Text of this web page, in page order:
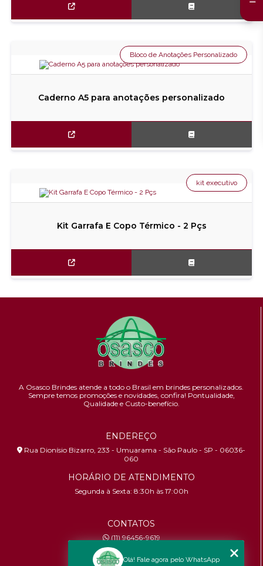
Caderno A5 para anotações personalizado
Bloco de Anotações Personalizado
Kit Garrafa E Copo Térmico - 2 Pçs
kit executivo
A Osasco Brindes atende a todo o Brasil em brindes personalizados.
Sempre temos promoções e novidades, confira! Pontualidade,
Qualidade e Custo-benefício.
ENDEREÇO
Rua Dionísio Bizarro, 233 - Umuarama - São Paulo - SP - 06036-
060
HORÁRIO DE ATENDIMENTO
Segunda à Sexta: 8:30h às 17:00h
CONTATOS
(11) 96456-9619
contato@osascobrindes.com.br
CNPJ:26.434.153/0001-30
Olá! Fale agora pelo WhatsApp